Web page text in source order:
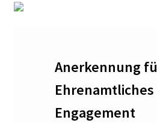
Der Verein
Arbeitsgruppen
Anerkennung
Ehrenamtliches
Engagement